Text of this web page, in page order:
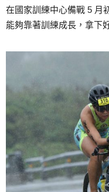
在國家訓練中心備戰 5 月
能夠靠著訓練成長，拿下